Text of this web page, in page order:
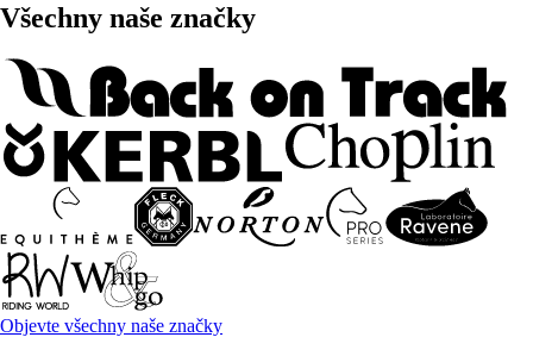
Všechny naše značky
Objevte všechny naše značky